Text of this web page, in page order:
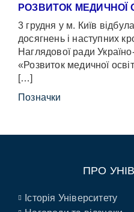
РОЗВИТОК МЕДИЧНОЇ
3 грудня у м. Київ
досягнень і наступних
Наглядової ради
«Розвиток медичної
[…]
Позначки
ПРО
Історія Університету